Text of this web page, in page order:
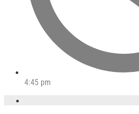
4:45 pm